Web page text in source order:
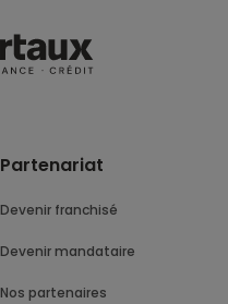
Partenariat
Devenir franchisé
Devenir mandataire
Nos partenaires